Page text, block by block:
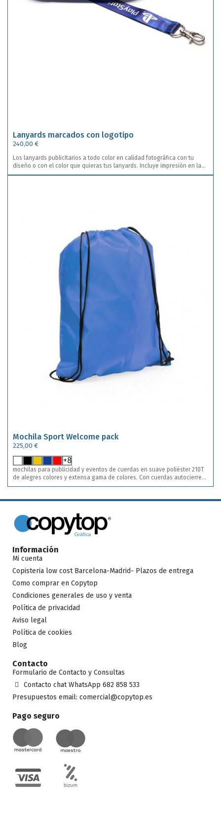
Lanyards marcados con logotipo
240,00 €
Los lanyards publicitarios a todo color en calidad fotográfica con tu
diseño o con el color que quieras tus lanyards. Incluye impresión en las
dos tiras. Acabado satin. Ancho cinta 20 mm. Incluye mosquetón
Mochila Sport Welcome pack
225,00 €
+8
mochilas para publicidad y eventos de cuerdas en suave poliéster 210T
de alegres colores y extensa gama de colores. Con cuerdas autocierre
en color negro y esquinas con argollas metálicas y refuerzo de polipiel a
13 colores diferentes.
Información
Mi cuenta
Copisteria low cost Barcelona-Madrid- Plazos de entrega
Como comprar en Copytop
Condiciones generales de uso y venta
Política de privacidad
Aviso legal
Política de cookies
Blog
Contacto
Formulario de Contacto y Consultas
Contacto chat WhatsApp 682 858 533
Presupuestos email: comercial@copytop.es
Pago seguro